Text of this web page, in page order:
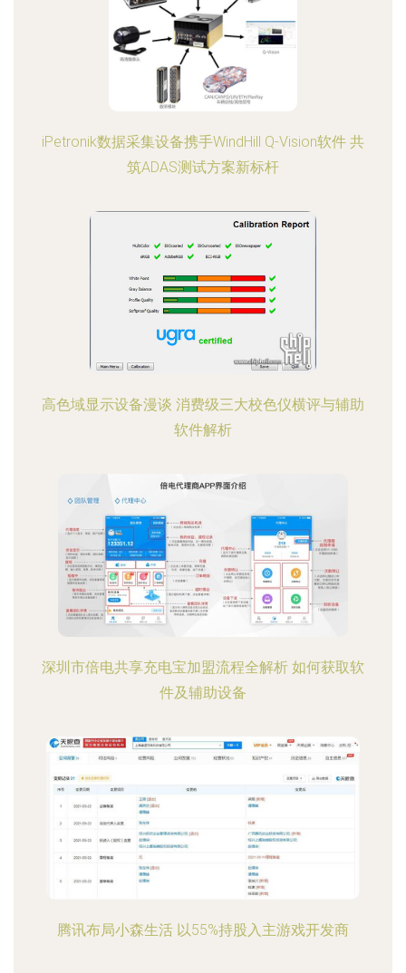
iPetronik数据采集设备携手WindHill Q-Vision软件 共
筑ADAS测试方案新标杆
高色域显示设备漫谈 消费级三大校色仪横评与辅助
软件解析
深圳市倍电共享充电宝加盟流程全解析 如何获取软
件及辅助设备
腾讯布局小森生活 以55%持股入主游戏开发商